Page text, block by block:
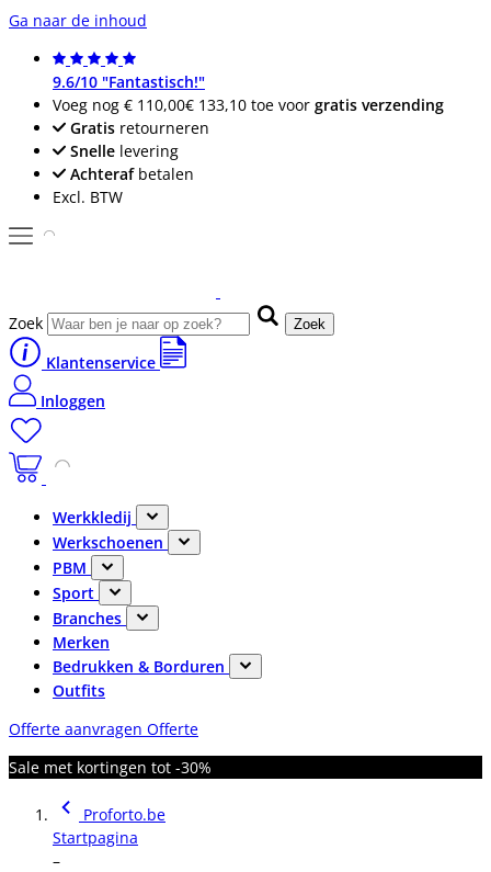
Ga naar de inhoud
9.6/10 "Fantastisch!"
Voeg nog € 110,00€ 133,10 toe voor gratis verzending
Gratis retourneren
Snelle levering
Achterafbetalen
Excl. BTW
Zoek Zoek
Klantenservice
Inloggen
Werkkledij
Werkschoenen
PBM
Sport
Branches
Merken
Bedrukken & Borduren
Outfits
Offerte aanvragen Offerte
Sale met kortingen tot -30%
Proforto.be
Startpagina
–